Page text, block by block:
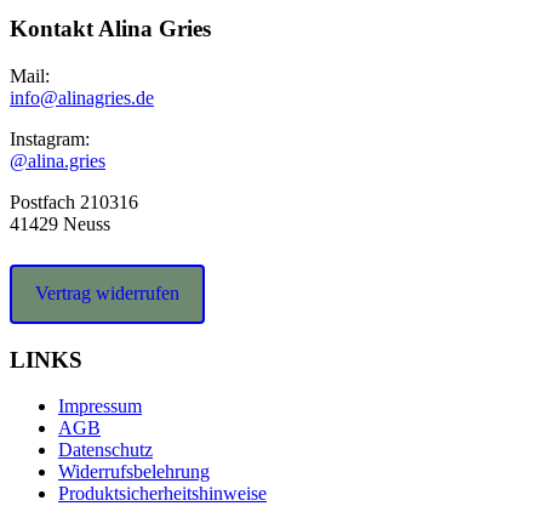
Kontakt Alina Gries
Mail:
info@alinagries.de
Instagram:
@alina.gries
Postfach 210316
41429 Neuss
Vertrag widerrufen
LINKS
Impressum
AGB
Datenschutz
Widerrufsbelehrung
Produktsicherheitshinweise